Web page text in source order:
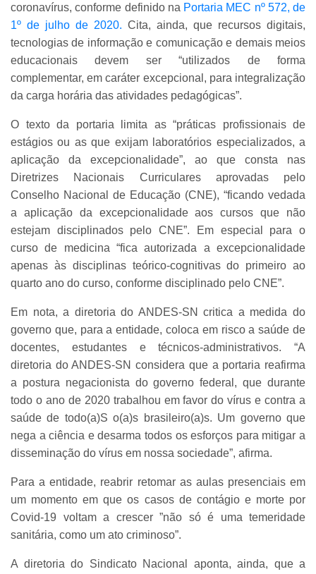
coronavírus, conforme definido na Portaria MEC nº 572, de
1º de julho de 2020. Cita, ainda, que recursos digitais,
tecnologias de informação e comunicação e demais meios
educacionais devem ser “utilizados de forma
complementar, em caráter excepcional, para integralização
da carga horária das atividades pedagógicas”.
O texto da portaria limita as “práticas profissionais de
estágios ou as que exijam laboratórios especializados, a
aplicação da excepcionalidade”, ao que consta nas
Diretrizes Nacionais Curriculares aprovadas pelo
Conselho Nacional de Educação (CNE), “ficando vedada
a aplicação da excepcionalidade aos cursos que não
estejam disciplinados pelo CNE”. Em especial para o
curso de medicina “fica autorizada a excepcionalidade
apenas às disciplinas teórico-cognitivas do primeiro ao
quarto ano do curso, conforme disciplinado pelo CNE”.
Em nota, a diretoria do ANDES-SN critica a medida do
governo que, para a entidade, coloca em risco a saúde de
docentes, estudantes e técnicos-administrativos. “A
diretoria do ANDES-SN considera que a portaria reafirma
a postura negacionista do governo federal, que durante
todo o ano de 2020 trabalhou em favor do vírus e contra a
saúde de todo(a)S o(a)s brasileiro(a)s. Um governo que
nega a ciência e desarma todos os esforços para mitigar a
disseminação do vírus em nossa sociedade”, afirma.
Para a entidade, reabrir retomar as aulas presenciais em
um momento em que os casos de contágio e morte por
Covid-19 voltam a crescer ”não só é uma temeridade
sanitária, como um ato criminoso”.
A diretoria do Sindicato Nacional aponta, ainda, que a